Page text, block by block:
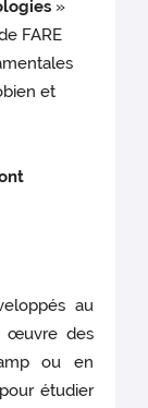
»
FARE
et
au
œuvre des
ou en
étudier